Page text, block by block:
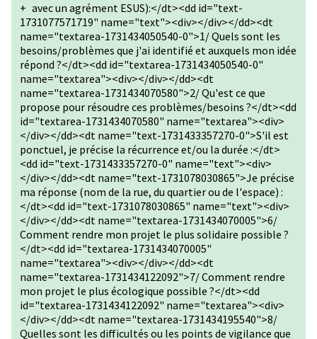
+ avec un agrément ESUS):</dt><dd id="text-
1731077571719" name="text"><div></div></dd><dt
name="textarea-1731434050540-0">1/ Quels sont les
besoins/problèmes que j'ai identifié et auxquels mon idée
répond ?</dt><dd id="textarea-1731434050540-0"
name="textarea"><div></div></dd><dt
name="textarea-1731434070580">2/ Qu'est ce que
propose pour résoudre ces problèmes/besoins ?</dt><dd
id="textarea-1731434070580" name="textarea"><div>
</div></dd><dt name="text-1731433357270-0">S'il est
ponctuel, je précise la récurrence et/ou la durée :</dt>
<dd id="text-1731433357270-0" name="text"><div>
</div></dd><dt name="text-1731078030865">Je précise
ma réponse (nom de la rue, du quartier ou de l'espace) :
</dt><dd id="text-1731078030865" name="text"><div>
</div></dd><dt name="textarea-1731434070005">6/
Comment rendre mon projet le plus solidaire possible ?
</dt><dd id="textarea-1731434070005"
name="textarea"><div></div></dd><dt
name="textarea-1731434122092">7/ Comment rendre
mon projet le plus écologique possible ?</dt><dd
id="textarea-1731434122092" name="textarea"><div>
</div></dd><dt name="textarea-1731434195540">8/
Quelles sont les difficultés ou les points de vigilance que